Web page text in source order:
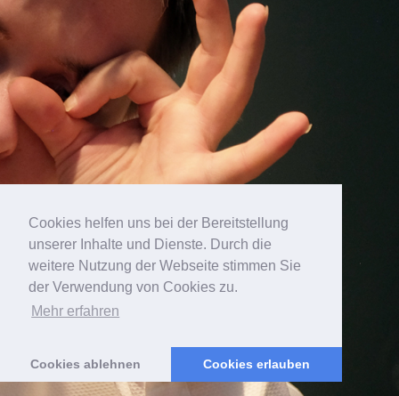
Cookies helfen uns bei der Bereitstellung
unserer Inhalte und Dienste. Durch die
weitere Nutzung der Webseite stimmen Sie
der Verwendung von Cookies zu.
Mehr erfahren
Cookies ablehnen Cookies erlauben
...kulturelle Angebote,
Aus- & Weiterbildung